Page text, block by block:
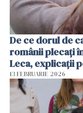
De ce dorul de
românii plecați
Leca, explicații
13 FEBRUARIE 2026